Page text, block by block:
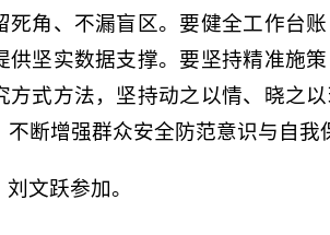
死角、不漏盲区。要健全工作台
供坚实数据支撑。要坚持精准施
方式方法，坚持动之以情、晓之
不断增强群众安全防范意识与自
文跃参加。